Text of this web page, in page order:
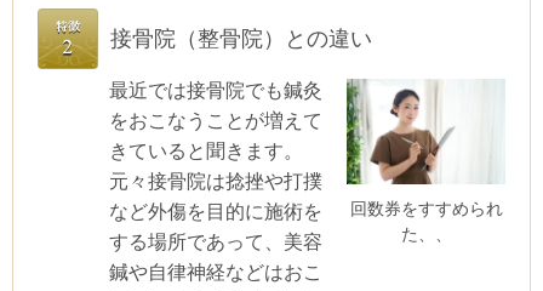
接骨院（整骨院）との違い
回数券をすすめられ
た、、
最近では接骨院でも鍼灸
をおこなうことが増えて
きていると聞きます。
元々接骨院は捻挫や打撲
など外傷を目的に施術を
する場所であって、美容
鍼や自律神経などはおこ